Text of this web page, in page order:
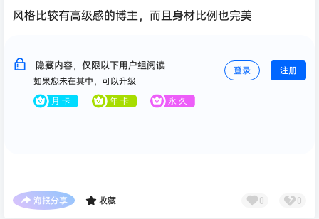
风格比较有高级感的博主，而且身材比例也完美
隐藏内容，仅限以下用户组阅读
如果您未在其中，可以升级
登录 注册
海报分享 收藏 0 0